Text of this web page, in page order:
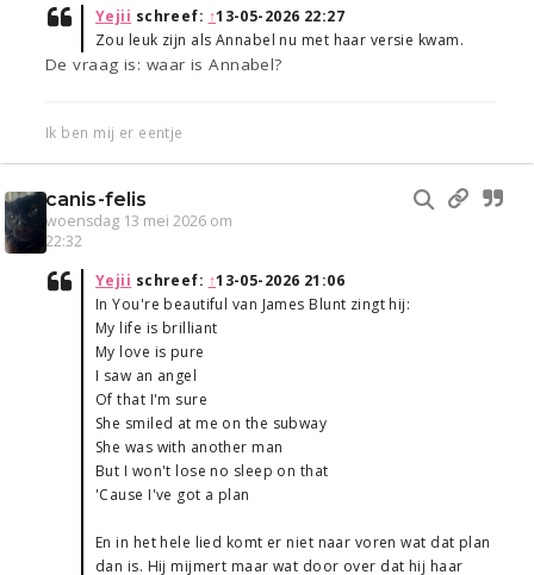
Yejii schreef: ↑13-05-2026 22:27
Zou leuk zijn als Annabel nu met haar versie kwam.
De vraag is: waar is Annabel?
Ik ben mij er eentje
canis-felis
woensdag 13 mei 2026 om
22:32
Yejii schreef: ↑13-05-2026 21:06
In You're beautiful van James Blunt zingt hij:
My life is brilliant
My love is pure
I saw an angel
Of that I'm sure
She smiled at me on the subway
She was with another man
But I won't lose no sleep on that
'Cause I've got a plan
En in het hele lied komt er niet naar voren wat dat plan
dan is. Hij mijmert maar wat door over dat hij haar